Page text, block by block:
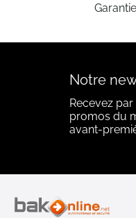
Notre
Recevez
promos du
avant-